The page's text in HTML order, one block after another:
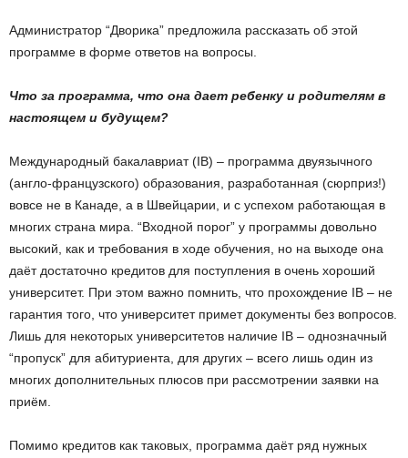
Администратор “Дворика” предложила рассказать об этой
программе в форме ответов на вопросы.
Что за программа, что она дает ребенку и родителям в
настоящем и будущем?
Международный бакалавриат (IB) – программа двуязычного
(англо-французского) образования, разработанная (сюрприз!)
вовсе не в Канаде, а в Швейцарии, и с успехом работающая в
многих страна мира. “Входной порог” у программы довольно
высокий, как и требования в ходе обучения, но на выходе она
даёт достаточно кредитов для поступления в очень хороший
университет. При этом важно помнить, что прохождение IB – не
гарантия того, что университет примет документы без вопросов.
Лишь для некоторых университетов наличие IB – однозначный
“пропуск” для абитуриента, для других – всего лишь один из
многих дополнительных плюсов при рассмотрении заявки на
приём.
Помимо кредитов как таковых, программа даёт ряд нужных